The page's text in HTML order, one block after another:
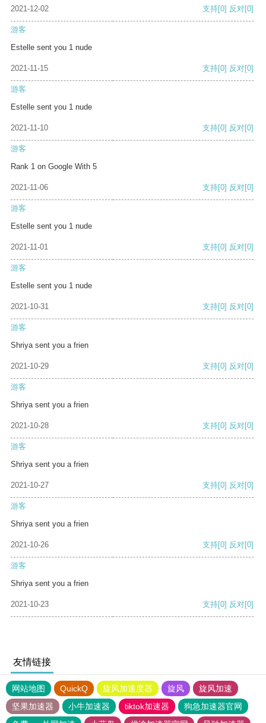
2021-12-02 支持[0] 反对[0]
游客
Estelle sent you 1 nude
2021-11-15 支持[0] 反对[0]
游客
Estelle sent you 1 nude
2021-11-10 支持[0] 反对[0]
游客
Rank 1 on Google With 5
2021-11-06 支持[0] 反对[0]
游客
Estelle sent you 1 nude
2021-11-01 支持[0] 反对[0]
游客
Estelle sent you 1 nude
2021-10-31 支持[0] 反对[0]
游客
Shriya sent you a frien
2021-10-29 支持[0] 反对[0]
游客
Shriya sent you a frien
2021-10-28 支持[0] 反对[0]
游客
Shriya sent you a frien
2021-10-27 支持[0] 反对[0]
游客
Shriya sent you a frien
2021-10-26 支持[0] 反对[0]
游客
Shriya sent you a frien
2021-10-23 支持[0] 反对[0]
友情链接
网站地图 QuickQ 旋风加速度器 旋风
旋风加速
坚果加速器
小牛加速器 tiktok加速器
狗急加速器官网